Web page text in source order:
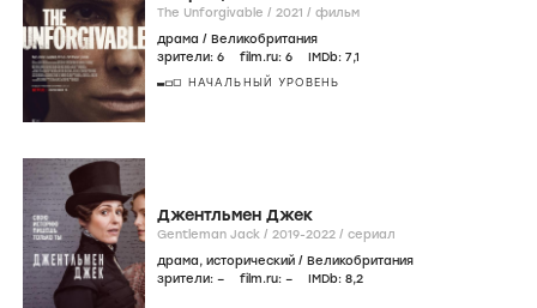
The Unforgivable / 2021 / фильм
драма / Великобритания
зрители: 6 film.ru: 6 IMDb: 7,1
НАЧАЛЬНЫЙ УРОВЕНЬ
Джентльмен Джек
Gentleman Jack / 2019-2022 / сериал
драма, исторический / Великобритания
зрители: – film.ru: – IMDb: 8,2